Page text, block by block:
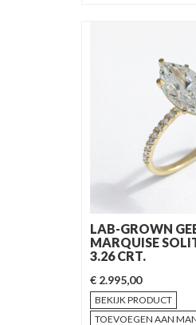
LAB-GROWN
MARQUISE
3.26 CRT.
€ 2.995,00
BEKIJK PRODUCT
TOEVOEGEN AAN